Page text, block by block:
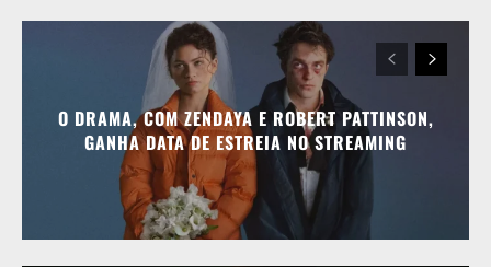
O DRAMA, COM ZENDAYA E ROBERT PATTINSON,
GANHA DATA DE ESTREIA NO STREAMING